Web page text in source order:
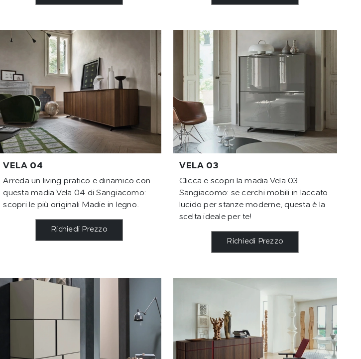
VELA 04
Arreda un living pratico e dinamico con
questa madia Vela 04 di Sangiacomo:
scopri le più originali Madie in legno.
Richiedi Prezzo
VELA 03
Clicca e scopri la madia Vela 03
Sangiacomo: se cerchi mobili in laccato
lucido per stanze moderne, questa è la
scelta ideale per te!
Richiedi Prezzo